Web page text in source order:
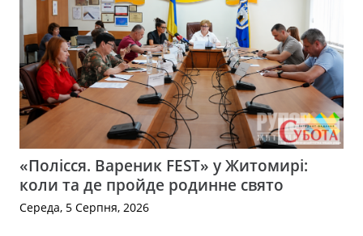
«Полісся. Вареник FEST» у Житомирі:
коли та де пройде родинне свято
Середа, 5 Серпня, 2026